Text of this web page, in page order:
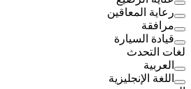
رعاية المعاقين
مرافقة
قيادة السيارة
لغات التحدث
العربية
اللغة الإنجليزية